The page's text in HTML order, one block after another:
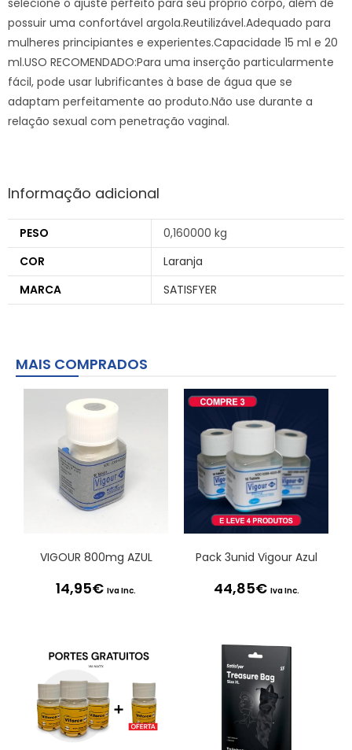
selecione o ajuste perfeito para seu próprio corpo, além de
possuir uma confortável argola.Reutilizável.Adequado para
mulheres principiantes e experientes.Capacidade 15 ml e 20
ml.USO RECOMENDADO:Para uma inserção particularmente
fácil, pode usar lubrificantes à base de água que se
adaptam perfeitamente ao produto.Não use durante a
relação sexual com penetração vaginal.
Informação adicional
PESO
0,160000 kg
COR
Laranja
MARCA
SATISFYER
MAIS COMPRADOS
VIGOUR 800mg AZUL
14,95€ Iva Inc.
Pack 3unid Vigour Azul
44,85€ Iva Inc.